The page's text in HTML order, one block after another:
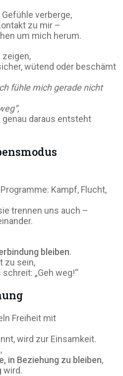
verberge,
zu mir –
um mich herum.
wütend oder beschämt
fühle mich gerade nicht
,
daraus entsteht
Kampf, Flucht,
trennen uns auch –
bleiben.
zu sein,
„Geh weg!“
Freiheit mit
wird zur Einsamkeit.
in Beziehung zu bleiben,
wird.